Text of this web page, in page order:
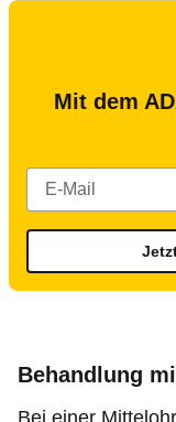
Mit dem
Behandlung
Bei einer